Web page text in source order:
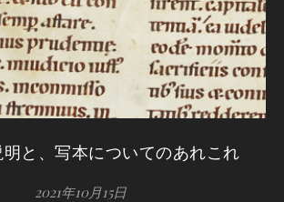
と、写本についてのあれこれ
2021年10月15日